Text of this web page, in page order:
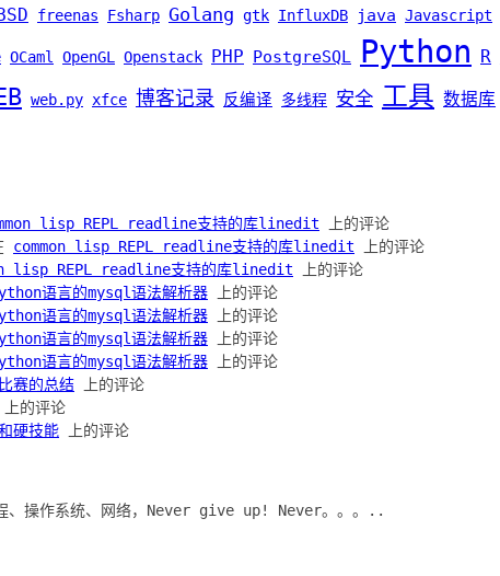
freenas Fsharp Golang gtk InfluxDB java Javascript
OCaml OpenGL Openstack PHP PostgreSQL Python R
web.py xfce 博客记录 反编译 多线程 安全 工具 数据库
lisp REPL readline支持的库linedit 上的评论
common lisp REPL readline支持的库linedit 上的评论
lisp REPL readline支持的库linedit 上的评论
语言的mysql语法解析器 上的评论
语言的mysql语法解析器 上的评论
语言的mysql语法解析器 上的评论
语言的mysql语法解析器 上的评论
赛的总结 上的评论
上的评论
硬技能 上的评论
、操作系统、网络，Never give up! Never。。。..